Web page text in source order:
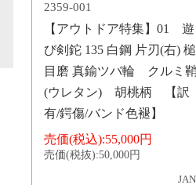
2359-001
【アウトドア特集】01 遊
び剣鉈 135 白鋼 片刃(右) 槌
目磨 真鍮ツバ輪 クルミ
(ウレタン) 胡桃柄 【訳
有/鍔傷/バンド色褪】
売価(税込):55,000円
売価(税抜):50,000円